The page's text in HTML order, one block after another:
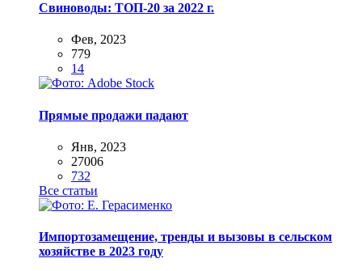
Свиноводы: ТОП-20 за 2022 г.
Фев, 2023
779
14
Прямые продажи падают
Янв, 2023
27006
732
Все статьи
Импортозамещение, тренды и вызовы в сельском
хозяйстве в 2023 году